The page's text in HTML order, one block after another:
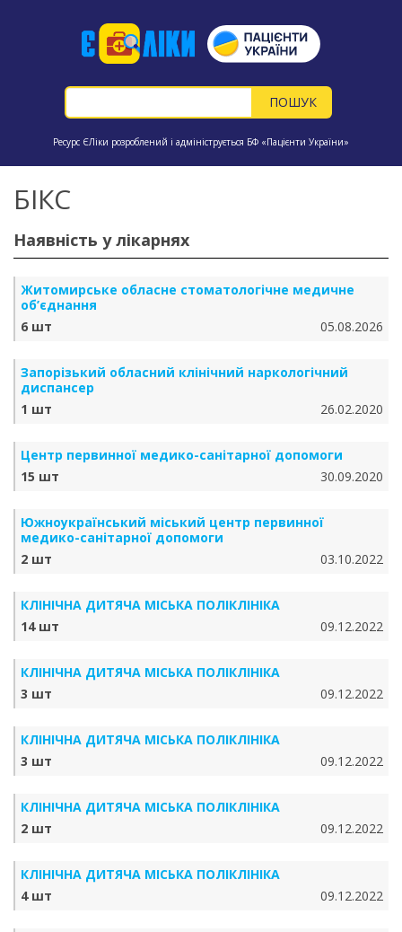
Ресурс ЄЛіки розроблений і адмініструється БФ «Пацієнти України»
БІКС
Наявність у лікарнях
Житомирське обласне стоматологічне медичне
об’єднання
6 шт
05.08.2026
Запорізький обласний клінічний наркологічний
диспансер
1 шт
26.02.2020
Центр первинної медико-санітарної допомоги
15 шт
30.09.2020
Южноукраїнський міський центр первинної
медико-санітарної допомоги
2 шт
03.10.2022
КЛІНІЧНА ДИТЯЧА МІСЬКА ПОЛІКЛІНІКА
14 шт
09.12.2022
КЛІНІЧНА ДИТЯЧА МІСЬКА ПОЛІКЛІНІКА
3 шт
09.12.2022
КЛІНІЧНА ДИТЯЧА МІСЬКА ПОЛІКЛІНІКА
3 шт
09.12.2022
КЛІНІЧНА ДИТЯЧА МІСЬКА ПОЛІКЛІНІКА
2 шт
09.12.2022
КЛІНІЧНА ДИТЯЧА МІСЬКА ПОЛІКЛІНІКА
4 шт
09.12.2022